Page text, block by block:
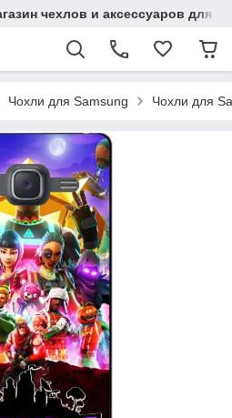
чехлов и аксессуаров для
Чохли для Samsung Чохли для